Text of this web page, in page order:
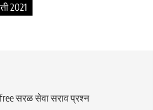
2021
सरळ सेवा सराव प्रश्न